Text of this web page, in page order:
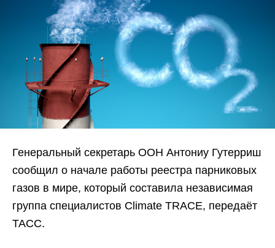
Генеральный секретарь ООН Антониу Гутерриш
сообщил о начале работы реестра парниковых
газов в мире, который составила независимая
группа специалистов Climate TRACE, передаёт
ТАСС.